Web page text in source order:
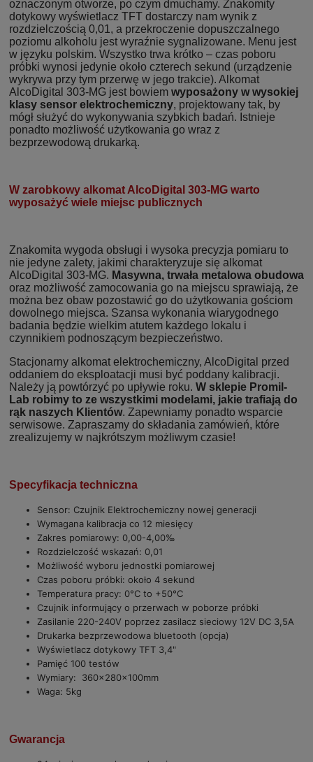
oznaczonym otworze, po czym dmuchamy. Znakomity
dotykowy wyświetlacz TFT dostarczy nam wynik z
rozdzielczością 0,01, a przekroczenie dopuszczalnego
poziomu alkoholu jest wyraźnie sygnalizowane. Menu jest
w języku polskim. Wszystko trwa krótko – czas poboru
próbki wynosi jedynie około czterech sekund (urządzenie
wykrywa przy tym przerwę w jego trakcie). Alkomat
AlcoDigital 303-MG jest bowiem wyposażony w wysokiej
klasy sensor elektrochemiczny, projektowany tak, by
mógł służyć do wykonywania szybkich badań. Istnieje
ponadto możliwość użytkowania go wraz z
bezprzewodową drukarką.
W zarobkowy alkomat AlcoDigital 303-MG warto
wyposażyć wiele miejsc publicznych
Znakomita wygoda obsługi i wysoka precyzja pomiaru to
nie jedyne zalety, jakimi charakteryzuje się alkomat
AlcoDigital 303-MG. Masywna, trwała metalowa obudowa
oraz możliwość zamocowania go na miejscu sprawiają, że
można bez obaw pozostawić go do użytkowania gościom
dowolnego miejsca. Szansa wykonania wiarygodnego
badania będzie wielkim atutem każdego lokalu i
czynnikiem podnoszącym bezpieczeństwo.
Stacjonarny alkomat elektrochemiczny, AlcoDigital przed
oddaniem do eksploatacji musi być poddany kalibracji.
Należy ją powtórzyć po upływie roku. W sklepie Promil-
Lab robimy to ze wszystkimi modelami, jakie trafiają do
rąk naszych Klientów. Zapewniamy ponadto wsparcie
serwisowe. Zapraszamy do składania zamówień, które
zrealizujemy w najkrótszym możliwym czasie!
Specyfikacja techniczna
Sensor: Czujnik Elektrochemiczny nowej generacji
Wymagana kalibracja co 12 miesięcy
Zakres pomiarowy: 0,00-4,00‰
Rozdzielczość wskazań: 0,01
Możliwość wyboru jednostki pomiarowej
Czas poboru próbki: około 4 sekund
Temperatura pracy: 0°C to +50°C
Czujnik informujący o przerwach w poborze próbki
Zasilanie 220-240V poprzez zasilacz sieciowy 12V DC 3,5A
Drukarka bezprzewodowa bluetooth (opcja)
Wyświetlacz dotykowy TFT 3,4"
Pamięć 100 testów
Wymiary: 360x280x100mm
Waga: 5kg
Gwarancja